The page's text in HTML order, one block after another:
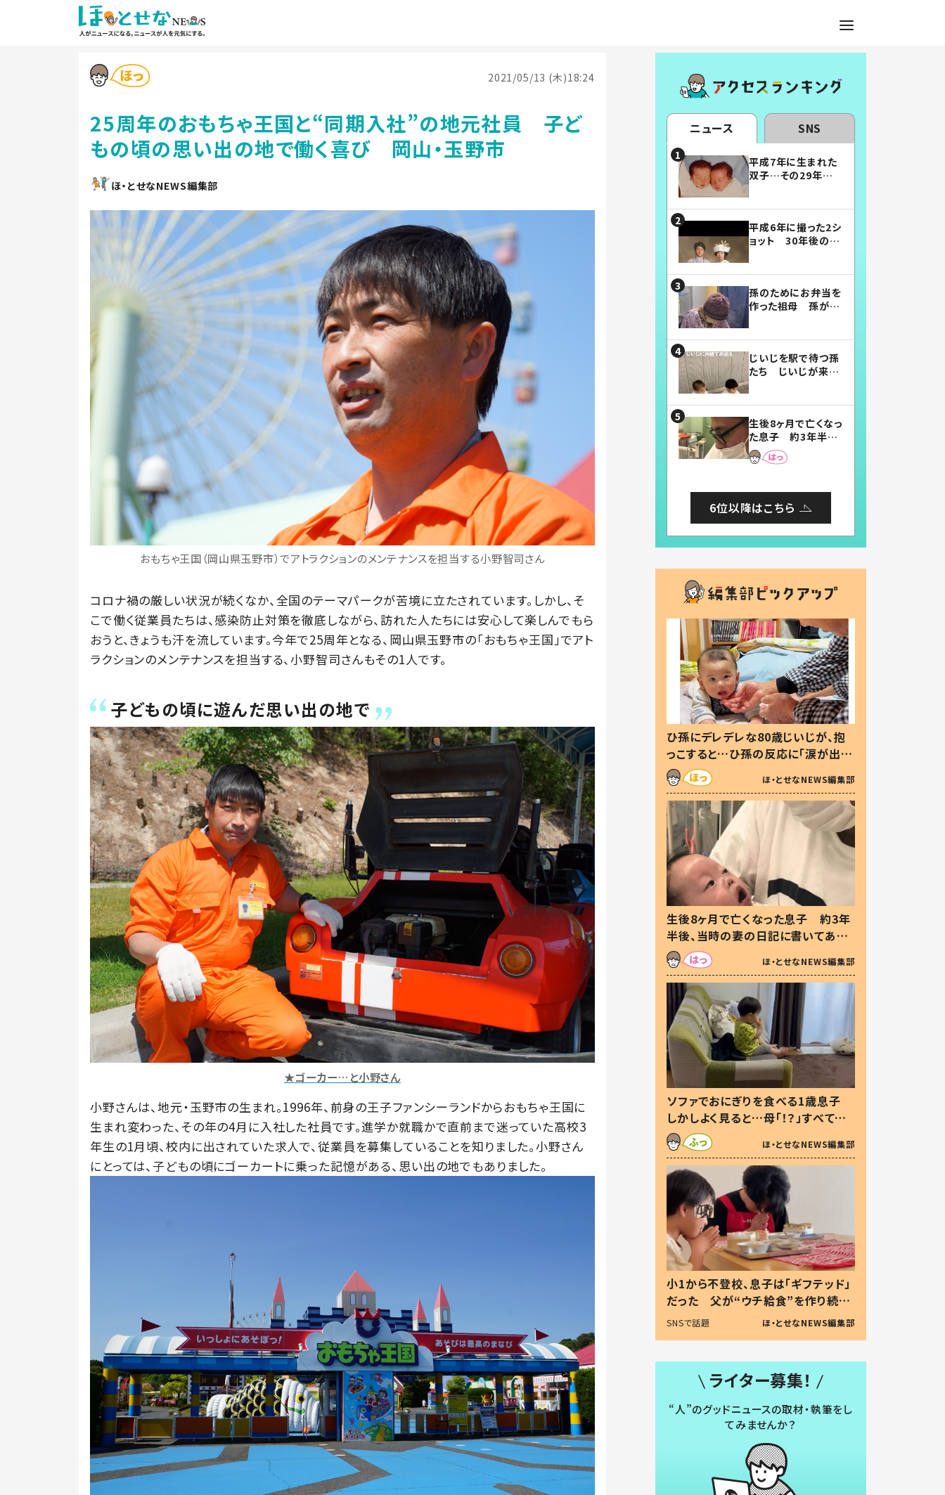
2021/05/13 (木)18:24
25周年のおもちゃ王国と“同期入社”の地元社員 子ど
もの頃の思い出の地で働く喜び 岡山・玉野市
ほ・とせなNEWS編集部
おもちゃ王国（岡山県玉野市）でアトラクションのメンテナンスを担当する小野智司さん
コロナ禍の厳しい状況が続くなか、全国のテーマパークが苦境に立たされています。しかし、そ
こで働く従業員たちは、感染防止対策を徹底しながら、訪れた人たちには安心して楽しんでもら
おうと、きょうも汗を流しています。今年で25周年となる、岡山県玉野市の「おもちゃ王国」でアト
ラクションのメンテナンスを担当する、小野智司さんもその1人です。
子どもの頃に遊んだ思い出の地で
★ゴーカー…と小野さん
小野さんは、地元・玉野市の生まれ。1996年、前身の王子ファンシーランドからおもちゃ王国に
生まれ変わった、その年の4月に入社した社員です。進学か就職かで直前まで迷っていた高校3
年生の1月頃、校内に出されていた求人で、従業員を募集していることを知りました。小野さん
にとっては、子どもの頃にゴーカートに乗った記憶がある、思い出の地でもありました。
ニュース SNS
平成7年に生まれた
双子…その29年後
平成6年に撮った2シ
ョット 30年後の姿
孫のためにお弁当を
作った祖母 孫が絶
じいじを駅で待つ孫
たち じいじが来た
まらない」「幸せにな
れる」
生後8ヶ月で亡くなっ
た息子 約3年半
後、当時の妻の日記
に書いてあった本音
6位以降はこちら
ひ孫にデレデレな80歳じいじが、抱
っこすると…ひ孫の反応に「涙が出ま
した」「可愛くて仕方ない」
ほ・とせなNEWS編集部
生後8ヶ月で亡くなった息子 約3年
半後、当時の妻の日記に書いてあっ
た本音とは
ほ・とせなNEWS編集部
ソファでおにぎりを食べる1歳息子
しかしよく見ると…母「！？」すべてを
察した母の投稿に「可愛いから許
す！」「現行犯〜」
ほ・とせなNEWS編集部
小1から不登校、息子は「ギフテッド」
だった 父が“ウチ給食”を作り続け
る理由とは #令和の親 #令和の子
SNSで話題 ほ・とせなNEWS編集部
ライター募集！
“人”のグッドニュースの取材・執筆をし
てみませんか？